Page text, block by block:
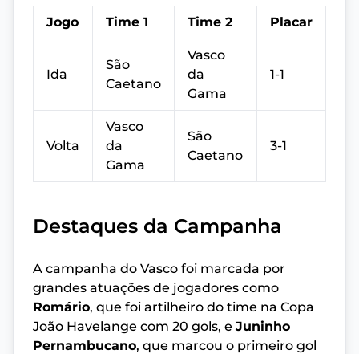
Jogo Time 1 Time 2 Placar
Ida
São
Caetano
Vasco
da
Gama
1-1
Volta
Vasco
da
Gama
São
Caetano
3-1
Destaques da Campanha
A campanha do Vasco foi marcada por
grandes atuações de jogadores como
Romário, que foi artilheiro do time na Copa
João Havelange com 20 gols, e Juninho
Pernambucano, que marcou o primeiro gol